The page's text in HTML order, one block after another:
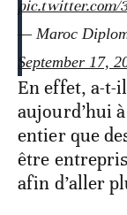
pic.twitter.com/
— Maroc
September 17,
En effet, a-t-
aujourd’hui
entier que
être
afin d’aller